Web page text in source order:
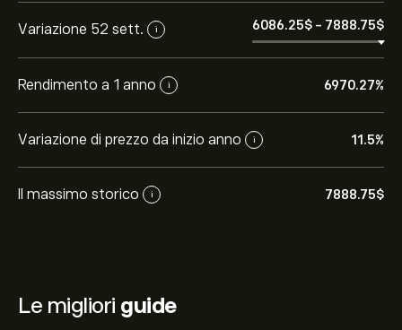
Variazione 52 sett. i 6086.25‎$‎ - 7888.75‎$‎
Rendimento a 1 anno i 6970.27%
Variazione di prezzo da inizio anno i 11.5%
Il massimo storico i 7888.75‎$‎
Le migliori guide